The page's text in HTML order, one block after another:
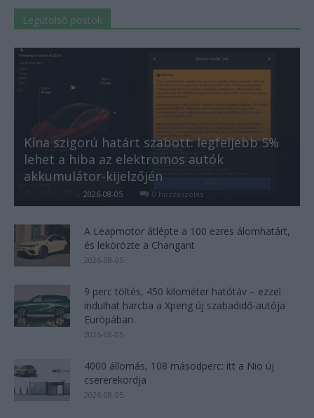
Legutolsó postok
Kína szigorú határt szabott: legfeljebb 5%
lehet a hiba az elektromos autók
akkumulátor-kijelzőjén
- 2026-08-05 0 hozzászólás
A Leapmotor átlépte a 100 ezres álomhatárt,
és lekörözte a Changant
2026-08-05
9 perc töltés, 450 kilométer hatótáv – ezzel
indulhat harcba a Xpeng új szabadidő-autója
Európában
2026-08-05
4000 állomás, 108 másodperc: itt a Nio új
csererekordja
2026-08-05